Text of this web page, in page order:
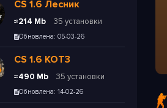
CS 1.6 Лесник
≈214 Mb 35 установки
Обновлена: 05-03-26
CS 1.6 KOT3
≈490 Mb 35 установки
Обновлена: 14-02-26